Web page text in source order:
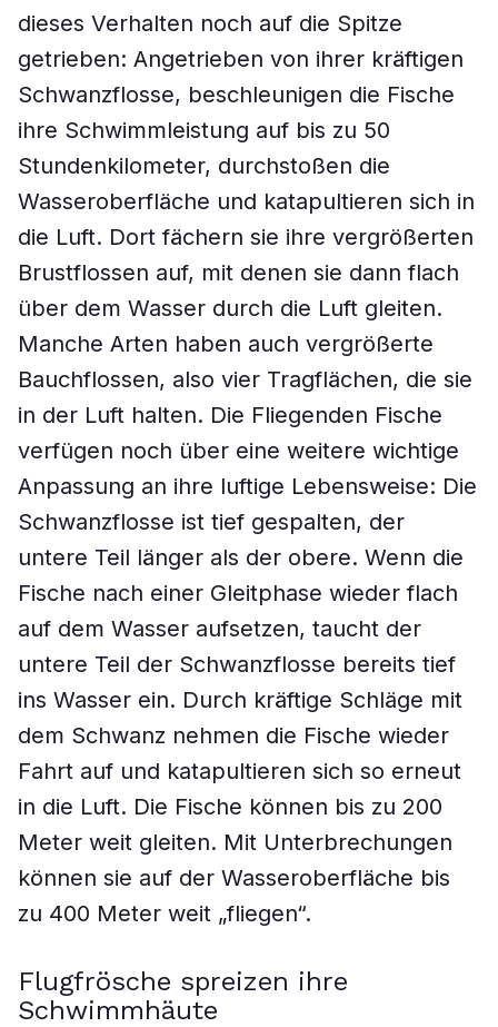
dieses Verhalten noch auf die Spitze
getrieben: Angetrieben von ihrer kräftigen
Schwanzflosse, beschleunigen die Fische
ihre Schwimmleistung auf bis zu 50
Stundenkilometer, durchstoßen die
Wasseroberfläche und katapultieren sich in
die Luft. Dort fächern sie ihre vergrößerten
Brustflossen auf, mit denen sie dann flach
über dem Wasser durch die Luft gleiten.
Manche Arten haben auch vergrößerte
Bauchflossen, also vier Tragflächen, die sie
in der Luft halten. Die Fliegenden Fische
verfügen noch über eine weitere wichtige
Anpassung an ihre luftige Lebensweise: Die
Schwanzflosse ist tief gespalten, der
untere Teil länger als der obere. Wenn die
Fische nach einer Gleitphase wieder flach
auf dem Wasser aufsetzen, taucht der
untere Teil der Schwanzflosse bereits tief
ins Wasser ein. Durch kräftige Schläge mit
dem Schwanz nehmen die Fische wieder
Fahrt auf und katapultieren sich so erneut
in die Luft. Die Fische können bis zu 200
Meter weit gleiten. Mit Unterbrechungen
können sie auf der Wasseroberfläche bis
zu 400 Meter weit „fliegen“.
Flugfrösche spreizen ihre
Schwimmhäute